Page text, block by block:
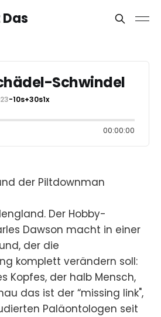
Schwindel
-10s+30s1x
00:00:00
der Piltdownman
Der Hobby-
Dawson macht in einer
der die
komplett verändern soll:
Kopfes, der halb Mensch,
das ist der “missing link",
Paläontologen seit